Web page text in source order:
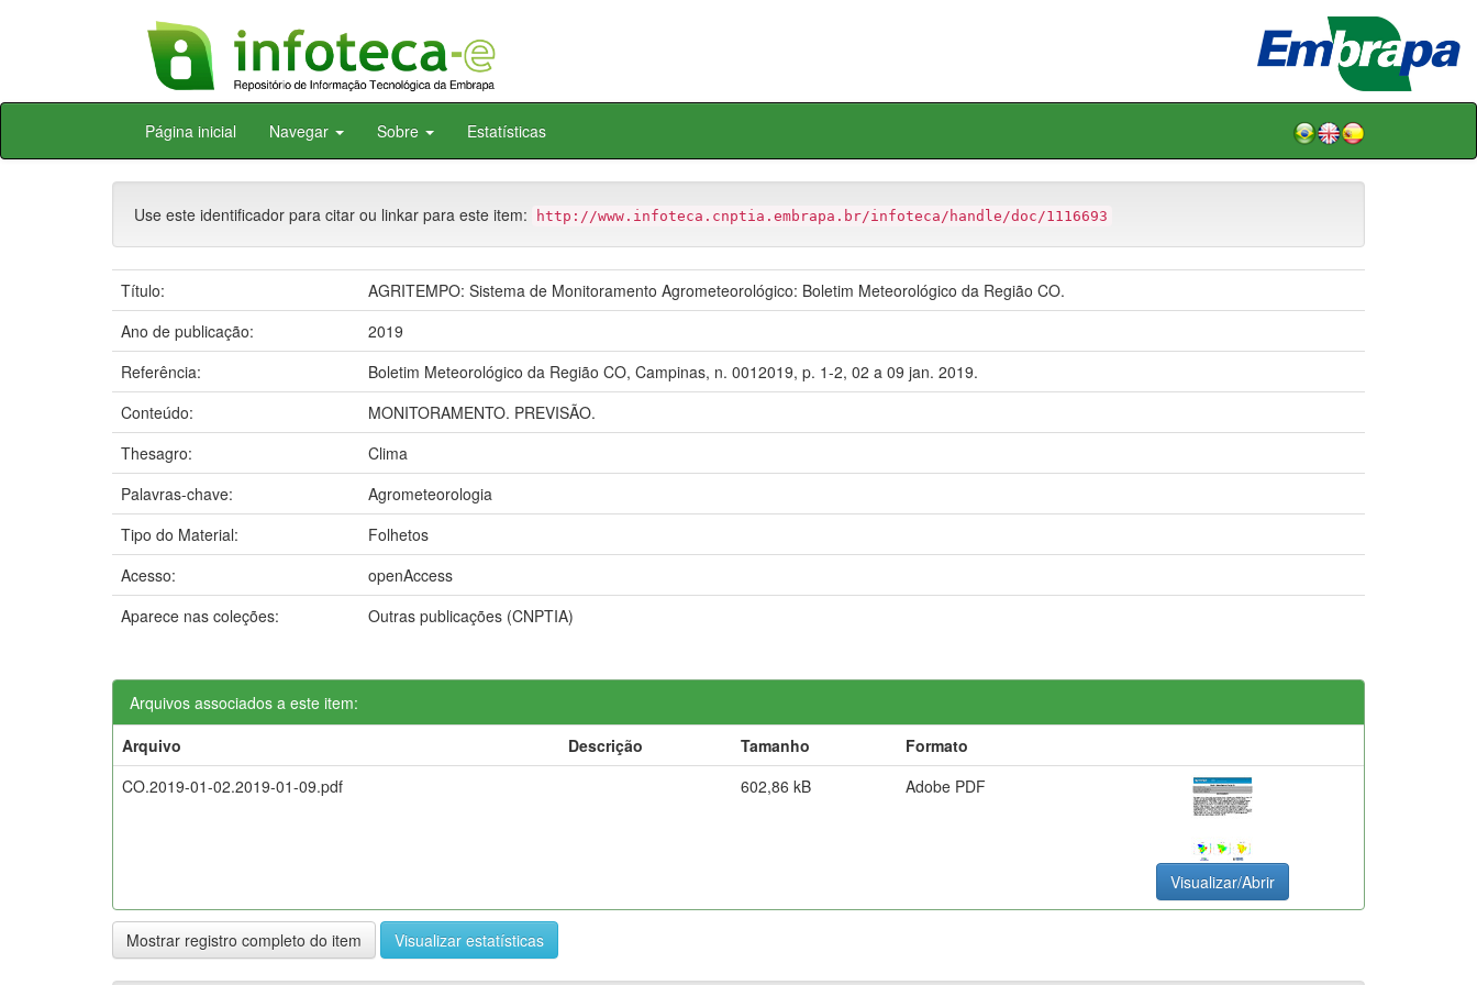
Skip
Página inicial Navegar Sobre Estatísticas
Use este identificador para citar ou linkar para este item: http://www.infoteca.cnptia.embrapa.br/infoteca/handle/doc/1116693
Título:
AGRITEMPO: Sistema de Monitoramento Agrometeorológico: Boletim Meteorológico da Região CO.
Ano de publicação:
2019
Referência:
Boletim Meteorológico da Região CO, Campinas, n. 0012019, p. 1-2, 02 a 09 jan. 2019.
Conteúdo:
MONITORAMENTO. PREVISÃO.
Thesagro:
Clima
Palavras-chave:
Agrometeorologia
Tipo do Material:
Folhetos
Acesso:
openAccess
Aparece nas coleções:
Outras publicações (CNPTIA)
Arquivos associados a este item:
Arquivo
Descrição Tamanho
Formato
CO.2019-01-02.2019-01-09.pdf
602,86 kB Adobe PDF
Visualizar/Abrir
Mostrar registro completo do item Visualizar estatísticas